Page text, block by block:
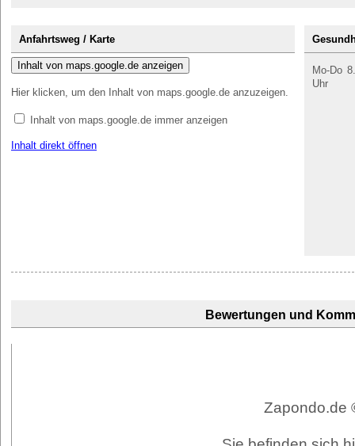
Anfahrtsweg / Karte
Inhalt von maps.google.de anzeigen
Hier klicken, um den Inhalt von maps.google.de anzuzeigen.
Inhalt von maps.google.de immer anzeigen
Inhalt direkt öffnen
Mo-Do
Uhr
Bewertungen und
Zapondo.de